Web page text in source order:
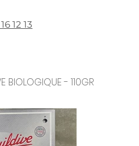
12 13
BIOLOGIQUE - 110GR